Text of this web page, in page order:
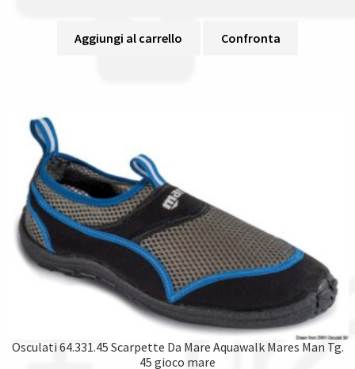
Aggiungi al carrello Confronta
Osculati 64.331.45 Scarpette Da Mare Aquawalk Mares Man Tg.
45 gioco mare